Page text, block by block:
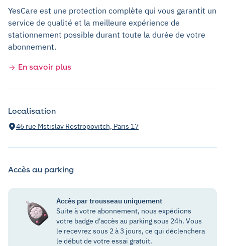
YesCare est une protection complète qui vous garantit un
service de qualité et la meilleure expérience de
stationnement possible durant toute la durée de votre
abonnement.
En savoir plus
Localisation
46 rue Mstislav Rostropovitch, Paris 17
Accès au parking
Accès par trousseau uniquement
Suite à votre abonnement, nous expédions
votre badge d'accès au parking sous 24h. Vous
le recevrez sous 2 à 3 jours, ce qui déclenchera
le début de votre essai gratuit.